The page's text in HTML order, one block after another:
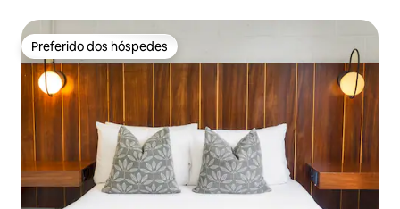
Preferido dos hóspedes
Preferido dos hóspedes